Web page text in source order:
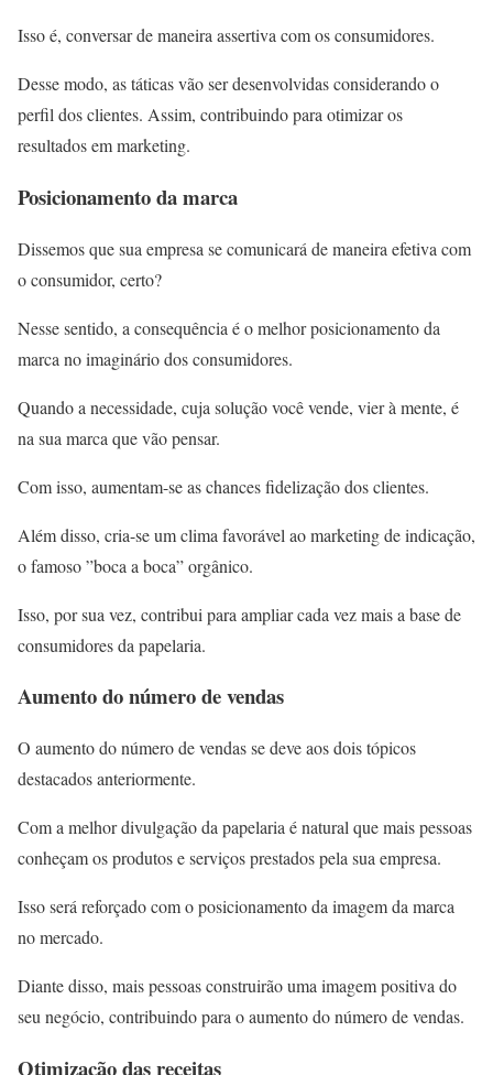
Isso é, conversar de maneira assertiva com os consumidores.
Desse modo, as táticas vão ser desenvolvidas considerando o
perfil dos clientes. Assim, contribuindo para otimizar os
resultados em marketing.
Posicionamento da marca
Dissemos que sua empresa se comunicará de maneira efetiva com
o consumidor, certo?
Nesse sentido, a consequência é o melhor posicionamento da
marca no imaginário dos consumidores.
Quando a necessidade, cuja solução você vende, vier à mente, é
na sua marca que vão pensar.
Com isso, aumentam-se as chances fidelização dos clientes.
Além disso, cria-se um clima favorável ao marketing de indicação,
o famoso ”boca a boca” orgânico.
Isso, por sua vez, contribui para ampliar cada vez mais a base de
consumidores da papelaria.
Aumento do número de vendas
O aumento do número de vendas se deve aos dois tópicos
destacados anteriormente.
Com a melhor divulgação da papelaria é natural que mais pessoas
conheçam os produtos e serviços prestados pela sua empresa.
Isso será reforçado com o posicionamento da imagem da marca
no mercado.
Diante disso, mais pessoas construirão uma imagem positiva do
seu negócio, contribuindo para o aumento do número de vendas.
Otimização das receitas